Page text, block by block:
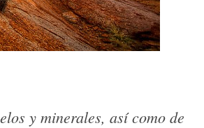
y minerales, así como de